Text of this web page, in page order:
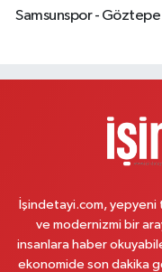
Velibaba Mahallesi Aydos
MİGROS YANI
İnönü Mahallesi Yeşiltepe
(DEMOKRASİ CADDESİ)
0 (216) 621 27 65
Pamuk Eczanesi
Yunus Emre Mahallesi
0 (216) 484 00 08
Samsunspor - Göztepe
İşindetayi.com, yepyeni
ve modernizmi bir
insanlara haber
ekonomide son dakika